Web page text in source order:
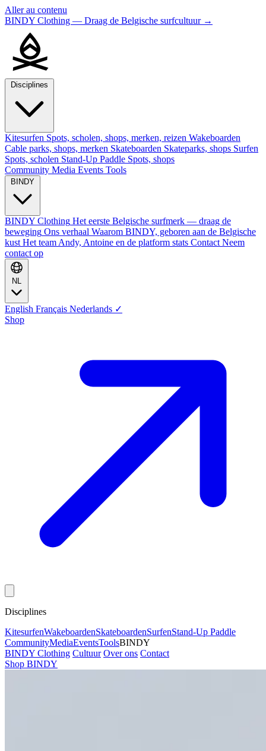
Aller au contenu
BINDY Clothing — Draag de Belgische surfcultuur →
Kitesurfen Spots, scholen, shops, merken, reizen Wakeboarden
Cable parks, shops, merken Skateboarden Skateparks, shops Surfen
Spots, scholen Stand-Up Paddle Spots, shops
Community Media Events Tools
BINDY Clothing Het eerste Belgische surfmerk — draag de
beweging Ons verhaal Waarom BINDY, geboren aan de Belgische
kust Het team Andy, Antoine en de platform stats Contact Neem
contact op
English Français Nederlands ✓
Shop
Disciplines
KitesurfenWakeboardenSkateboardenSurfenStand-Up Paddle
CommunityMediaEventsToolsBINDY
BINDY Clothing Cultuur Over ons Contact
Shop BINDY